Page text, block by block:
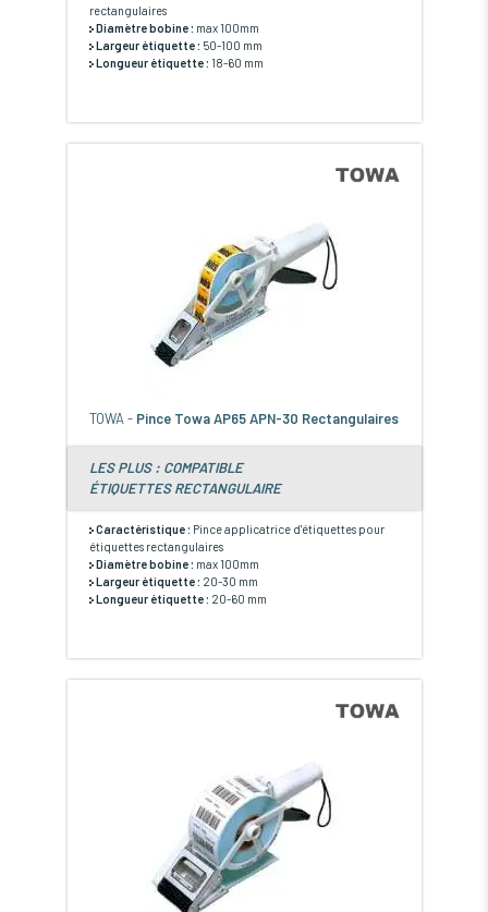
rectangulaires
Diamètre bobine : max 100mm
Largeur étiquette : 50-100 mm
Longueur étiquette : 18-60 mm
TOWA - Pince Towa AP65 APN-30 Rectangulaires
LES PLUS : COMPATIBLE
ÉTIQUETTES RECTANGULAIRE
Caractéristique : Pince applicatrice d'étiquettes pour
étiquettes rectangulaires
Diamètre bobine : max 100mm
Largeur étiquette : 20-30 mm
Longueur étiquette : 20-60 mm